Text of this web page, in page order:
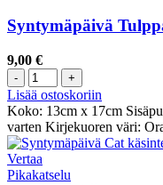
Syntymäpäivä
9,00 €
Lisää ostoskoriin
Koko: 13cm x 17cm
varten Kirjekuoren väri:
Vertaa
Pikakatselu